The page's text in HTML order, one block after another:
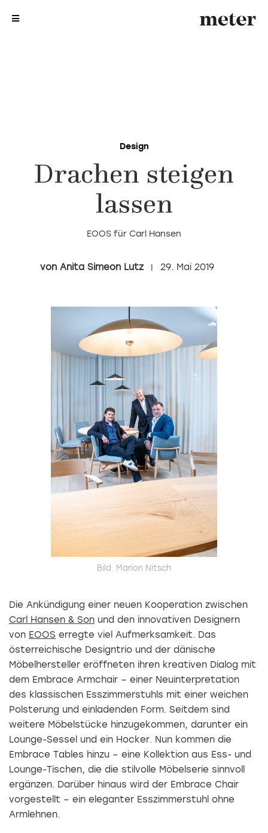
Design
Drachen steigen
lassen
EOOS für Carl Hansen
Anita Simeon Lutz 29. Mai 2019
Bild: Marion Nitsch
Die Ankündigung einer neuen Kooperation zwischen
Carl Hansen & Son und den innovativen Designern
von EOOS erregte viel Aufmerksamkeit. Das
österreichische Designtrio und der dänische
Möbelhersteller eröffneten ihren kreativen Dialog mit
dem Embrace Armchair – einer Neuinterpretation
des klassischen Esszimmerstuhls mit einer weichen
Polsterung und einladenden Form. Seitdem sind
weitere Möbelstücke hinzugekommen, darunter ein
Lounge-Sessel und ein Hocker. Nun kommen die
Embrace Tables hinzu – eine Kollektion aus Ess- und
Lounge-Tischen, die die stilvolle Möbelserie sinnvoll
ergänzen. Darüber hinaus wird der Embrace Chair
vorgestellt – ein eleganter Esszimmerstuhl ohne
Armlehnen.